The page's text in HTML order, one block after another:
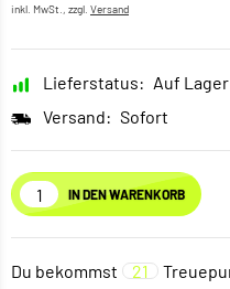
inkl. MwSt., zzgl. Versand
Lieferstatus: Auf Lager
Versand: Sofort
IN DEN WARENKORB
Du bekommst 21